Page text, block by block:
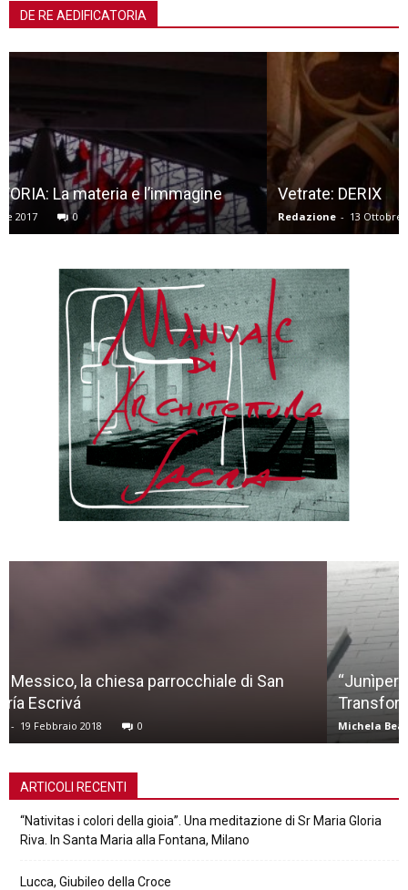
DE RE AEDIFICATORIA
Vetrate: DERIX
Redazione - 13 Ottobre 2017
“Junìpero Serra: California, Indians, and the
Transformation of a Missionary”
Michela Beatrice Ferri
ARTICOLI RECENTI
“Nativitas i colori della gioia”. Una meditazione di Sr Maria Gloria
Riva. In Santa Maria alla Fontana, Milano
Lucca, Giubileo della Croce